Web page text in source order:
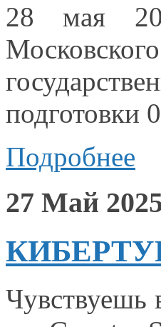
28 мая
подготовки
Подробнее
27 Май
Чувствуешь